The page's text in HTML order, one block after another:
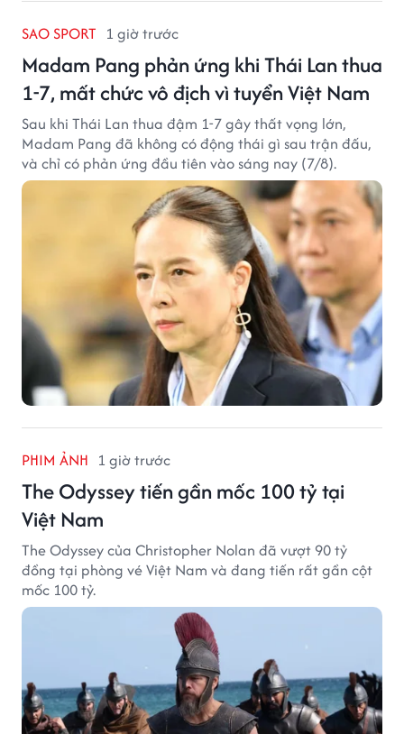
SAO SPORT 1 giờ trước
Madam Pang phản ứng khi Thái Lan thua
1-7, mất chức vô địch vì tuyển Việt Nam
Sau khi Thái Lan thua đậm 1-7 gây thất vọng lớn,
Madam Pang đã không có động thái gì sau trận đấu,
và chỉ có phản ứng đầu tiên vào sáng nay (7/8).
PHIM ẢNH 1 giờ trước
The Odyssey tiến gần mốc 100 tỷ tại
Việt Nam
The Odyssey của Christopher Nolan đã vượt 90 tỷ
đồng tại phòng vé Việt Nam và đang tiến rất gần cột
mốc 100 tỷ.